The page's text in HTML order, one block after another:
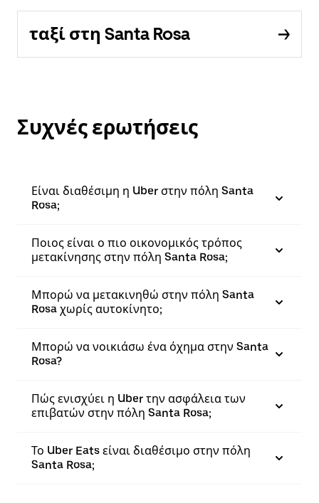
ταξί στη Santa Rosa
Συχνές ερωτήσεις
Είναι διαθέσιμη η Uber στην πόλη Santa
Rosa;
Ποιος είναι ο πιο οικονομικός τρόπος
μετακίνησης στην πόλη Santa Rosa;
Μπορώ να μετακινηθώ στην πόλη Santa
Rosa χωρίς αυτοκίνητο;
Μπορώ να νοικιάσω ένα όχημα στην Santa
Rosa?
Πώς ενισχύει η Uber την ασφάλεια των
επιβατών στην πόλη Santa Rosa;
Το Uber Eats είναι διαθέσιμο στην πόλη
Santa Rosa;